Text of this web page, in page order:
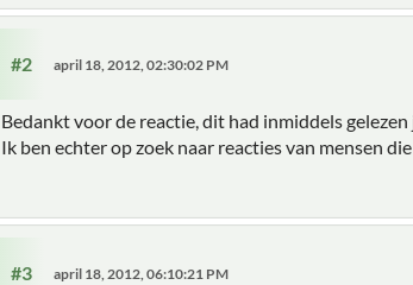
#2 april 18, 2012, 02:30:02 PM
Bedankt voor de reactie, dit had inmiddels gelezen
Ik ben echter op zoek naar reacties van mensen
#3 april 18, 2012, 06:10:21 PM